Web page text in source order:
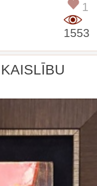
1
1553